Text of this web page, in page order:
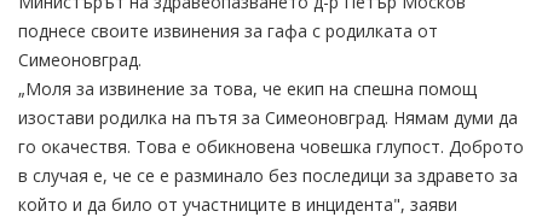
поднесе своите извинения за гафа с родилката от
Симеоновград.
„Моля за извинение за това, че екип на спешна помощ
изостави родилка на пътя за Симеоновград. Нямам думи да
го окачествя. Това е обикновена човешка глупост. Доброто
в случая е, че се е разминало без последици за здравето за
който и да било от участниците в инцидента", заяви